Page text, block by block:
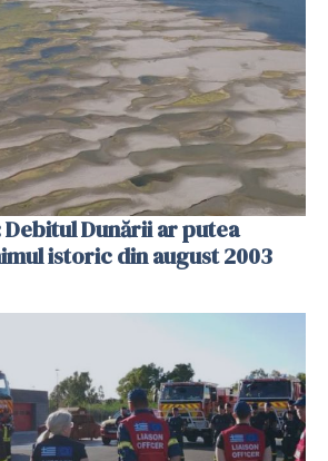
Debitul Dunării ar putea
istoric din august 2003